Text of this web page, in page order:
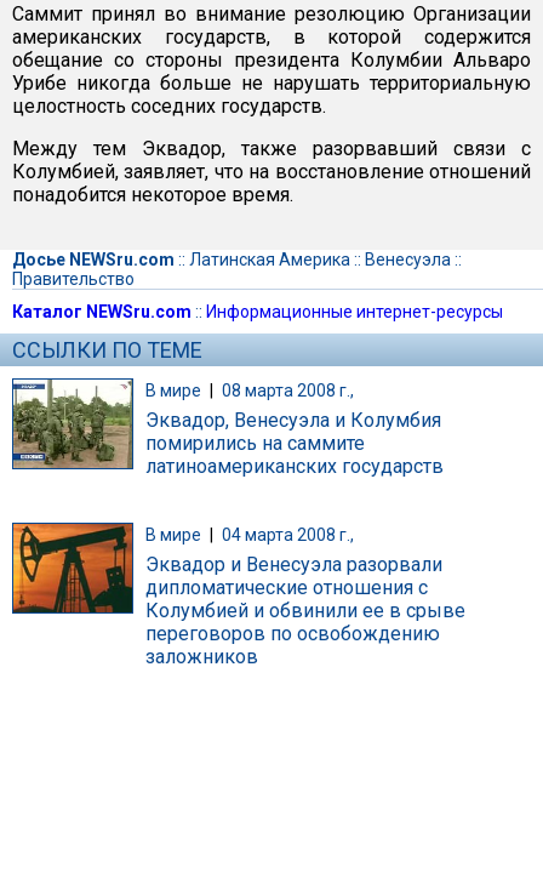
Саммит принял во внимание резолюцию Организации
американских государств, в которой содержится
обещание со стороны президента Колумбии Альваро
Урибе никогда больше не нарушать территориальную
целостность соседних государств.
Между тем Эквадор, также разорвавший связи с
Колумбией, заявляет, что на восстановление отношений
понадобится некоторое время.
Досье NEWSru.com :: Латинская Америка :: Венесуэла ::
Правительство
Каталог NEWSru.com :: Информационные интернет-ресурсы
ССЫЛКИ ПО ТЕМЕ
В мире | 08 марта 2008 г.,
Эквадор, Венесуэла и Колумбия
помирились на саммите
латиноамериканских государств
В мире 04 марта 2008 г.,
Эквадор и Венесуэла разорвали
дипломатические отношения с
Колумбией и обвинили ее в срыве
переговоров по освобождению
заложников